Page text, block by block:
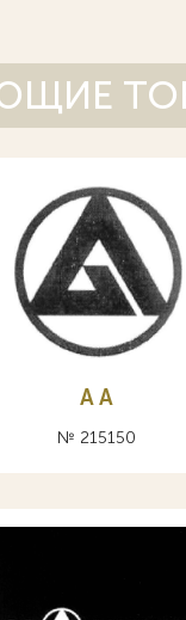
A А
№ 215150